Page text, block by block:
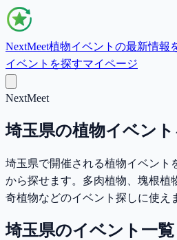
NextMeet植物イベントの最新情報
イベントを探すマイページ
NextMeet
埼玉県の植物イベン
埼玉県で開催される植物イベント
から探せます。多肉植物、塊根植
奇植物などのイベント探しに使え
埼玉県のイベント一覧